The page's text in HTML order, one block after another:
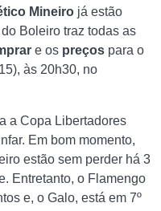
Mineiro já estão
Boleiro traz todas as
e os preços para o
às 20h30, no
a Copa Libertadores
Em bom momento,
estão sem perder há 3
Entretanto, o Flamengo
e, o Galo, está em 7º